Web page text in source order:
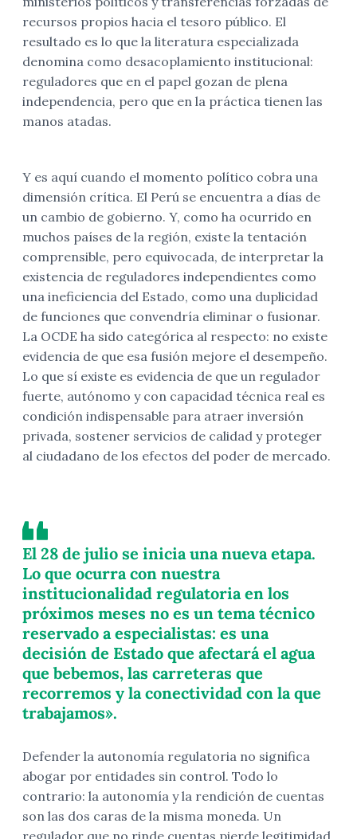
recursos propios hacia el tesoro público. El
resultado es lo que la literatura especializada
denomina como desacoplamiento institucional:
reguladores que en el papel gozan de plena
independencia, pero que en la práctica tienen las
manos atadas.
Y es aquí cuando el momento político cobra una
dimensión crítica. El Perú se encuentra a días de
un cambio de gobierno. Y, como ha ocurrido en
muchos países de la región, existe la tentación
comprensible, pero equivocada, de interpretar la
existencia de reguladores independientes como
una ineficiencia del Estado, como una duplicidad
de funciones que convendría eliminar o fusionar.
La OCDE ha sido categórica al respecto: no existe
evidencia de que esa fusión mejore el desempeño.
Lo que sí existe es evidencia de que un regulador
fuerte, autónomo y con capacidad técnica real es
condición indispensable para atraer inversión
privada, sostener servicios de calidad y proteger
al ciudadano de los efectos del poder de mercado.
El 28 de julio se inicia una nueva etapa.
Lo que ocurra con nuestra
institucionalidad regulatoria en los
próximos meses no es un tema técnico
reservado a especialistas: es una
decisión de Estado que afectará el agua
que bebemos, las carreteras que
recorremos y la conectividad con la que
trabajamos».
Defender la autonomía regulatoria no significa
abogar por entidades sin control. Todo lo
contrario: la autonomía y la rendición de cuentas
son las dos caras de la misma moneda. Un
regulador que no rinde cuentas pierde legitimidad.